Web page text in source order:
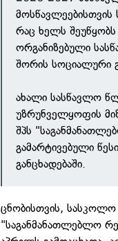
რაც ხელს
ორგანიზებული
შორის სოციალური
ახალი სასწავლო
უზრუნველყოფის
შპს
გამარტივებული
განცხადებაში.
ცნობისთვის, სასკოლო
"საგანმანათლებლო